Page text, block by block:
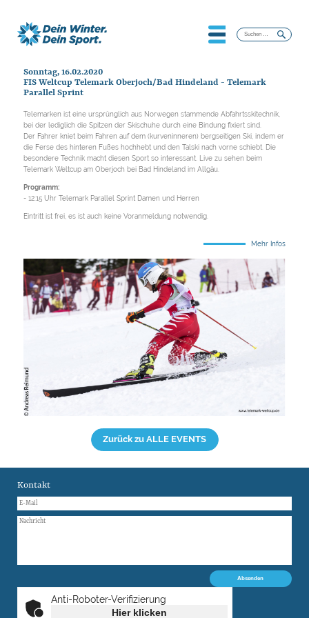
Suchen
nach:
Sonntag, 16.02.2020
FIS Weltcup Telemark Oberjoch/Bad Hindeland - Telemark
Parallel Sprint
Telemarken ist eine ursprünglich aus Norwegen stammende Abfahrtsskitechnik,
bei der lediglich die Spitzen der Skischuhe durch eine Bindung fixiert sind.
Der Fahrer kniet beim Fahren auf dem (kurveninneren) bergseitigen Ski, indem er
die Ferse des hinteren Fußes hochhebt und den Talski nach vorne schiebt. Die
besondere Technik macht diesen Sport so interessant. Live zu sehen beim
Telemark Weltcup am Oberjoch bei Bad Hindeland im Allgäu.
Programm:
- 12:15 Uhr Telemark Parallel Sprint Damen und Herren
Eintritt ist frei, es ist auch keine Voranmeldung notwendig.
Mehr Infos
Zurück zu ALLE EVENTS
Kontakt
Anti-Roboter-Verifizierung
Hier klicken